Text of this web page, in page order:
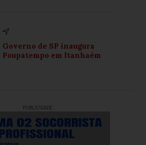
Governo de SP inaugura
Poupatempo em Itanhaém
PUBLICIDADE